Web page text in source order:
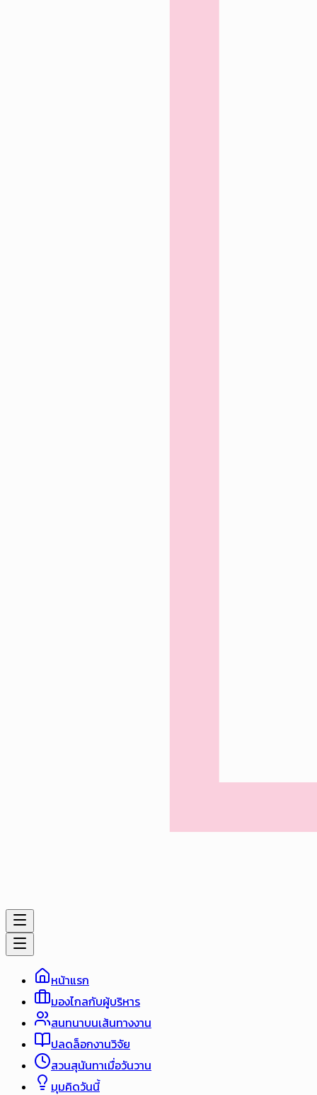
หน้าแรก
มองไกลกับผู้บริหาร
สนทนาบนเส้นทางงาน
ปลดล็อกงานวิจัย
สวนสุนันทาเมื่อวันวาน
มุมคิดวันนี้